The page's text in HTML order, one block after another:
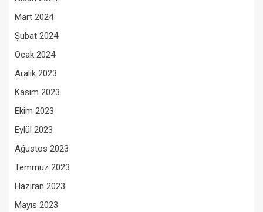
Mart 2024
Şubat 2024
Ocak 2024
Aralık 2023
Kasım 2023
Ekim 2023
Eylül 2023
Ağustos 2023
Temmuz 2023
Haziran 2023
Mayıs 2023